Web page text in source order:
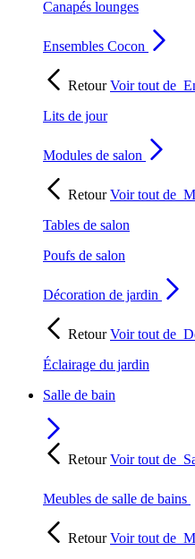
Canapés lounges
Ensembles Cocon
RetourVoir tout de
Lits de jour
Modules de salon
RetourVoir tout de
Tables de salon
Poufs de salon
Décoration de jardin
RetourVoir tout de
Éclairage du jardin
Salle de bain
RetourVoir tout de
Meubles de salle de bains
RetourVoir tout de